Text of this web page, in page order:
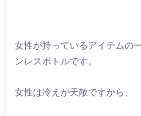
女性が持っているアイテムの
ンレスボトルです。
女性は冷えが天敵ですから、